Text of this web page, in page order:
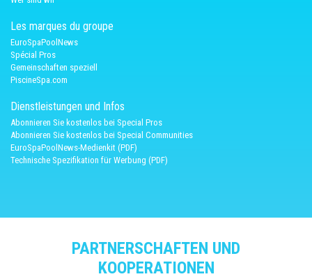
Les marques du groupe
EuroSpaPoolNews
Spécial Pros
Gemeinschaften speziell
PiscineSpa.com
Dienstleistungen und Infos
Abonnieren Sie kostenlos bei Special Pros
Abonnieren Sie kostenlos bei Special Communities
EuroSpaPoolNews-Medienkit (PDF)
Technische Spezifikation für Werbung (PDF)
PARTNERSCHAFTEN UND
KOOPERATIONEN